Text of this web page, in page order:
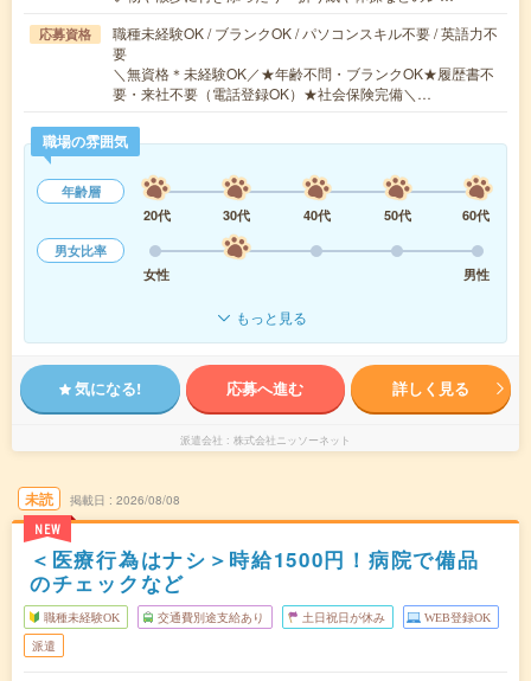
応募資格
職種未経験OK / ブランクOK / パソコンスキル不要 / 英語力不
要
＼無資格＊未経験OK／★年齢不問・ブランクOK★履歴書不
要・来社不要（電話登録OK）★社会保険完備＼…
職場の雰囲気
年齢層
20代
30代 40代 50代
60代
男女比率
女性
男性
もっと見る
気になる! 応募へ進む 詳しく見る
派遣会社 株式会社ニッソーネット
未読
NEW
掲載日 2026/08/08
＜医療行為はナシ＞時給1500円！病院で備品
のチェックなど
職種未経験OK 交通費別途支給あり 土日祝日が休み WEB登録OK
派遣